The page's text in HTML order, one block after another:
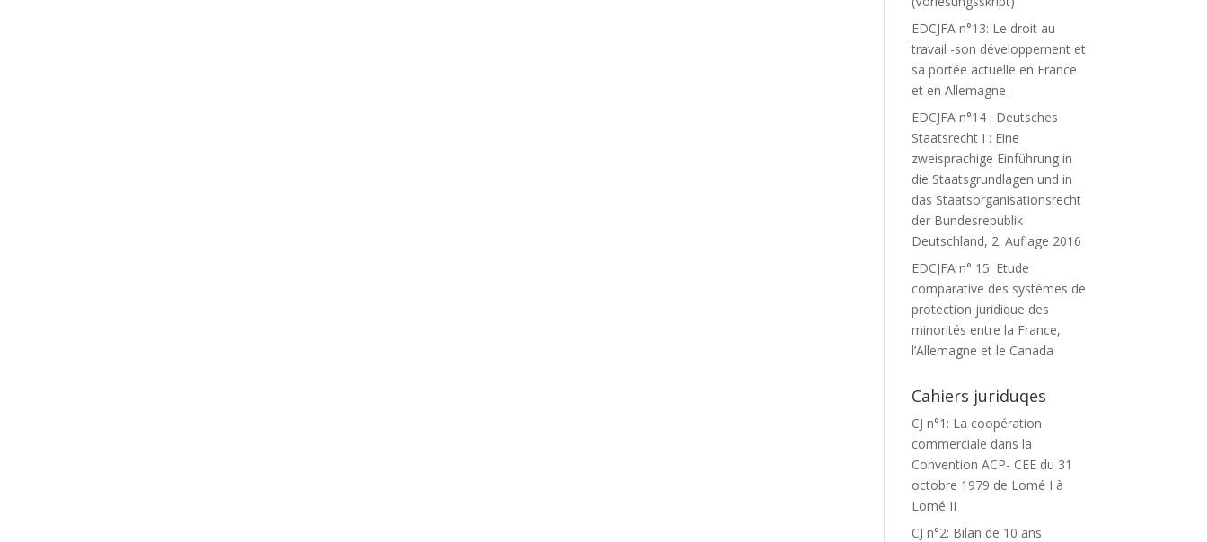
EDCJFA n°13: Le droit au
travail -son développement et
sa portée actuelle en France
et en Allemagne-
EDCJFA n°14 : Deutsches
Staatsrecht I : Eine
zweisprachige Einführung in
die Staatsgrundlagen und in
das Staatsorganisationsrecht
der Bundesrepublik
Deutschland, 2. Auflage 2016
EDCJFA n° 15: Etude
comparative des systèmes de
protection juridique des
minorités entre la France,
l’Allemagne et le Canada
Cahiers juriduqes
CJ n°1: La coopération
commerciale dans la
Convention ACP- CEE du 31
octobre 1979 de Lomé I à
Lomé II
CJ n°2: Bilan de 10 ans